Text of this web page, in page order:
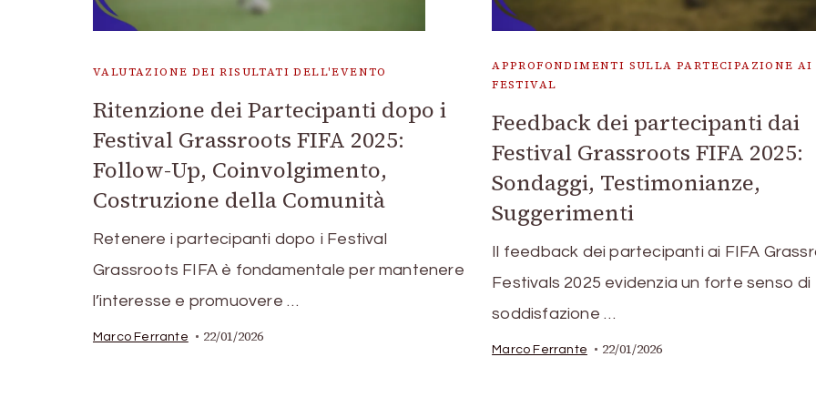
VALUTAZIONE DEI RISULTATI DELL'EVENTO
Ritenzione dei Partecipanti dopo i
Festival Grassroots FIFA 2025:
Follow-Up, Coinvolgimento,
Costruzione della Comunità
Retenere i partecipanti dopo i Festival
Grassroots FIFA è fondamentale per mantenere
l’interesse e promuovere …
Marco Ferrante 22/01/2026
APPROFONDIMENTI SULLA PARTECIPAZIONE AI
FESTIVAL
Feedback dei partecipanti dai
Festival Grassroots FIFA 2025:
Sondaggi, Testimonianze,
Suggerimenti
Il feedback dei partecipanti ai FIFA
Festivals 2025 evidenzia un forte senso di
soddisfazione …
Marco Ferrante 22/01/2026